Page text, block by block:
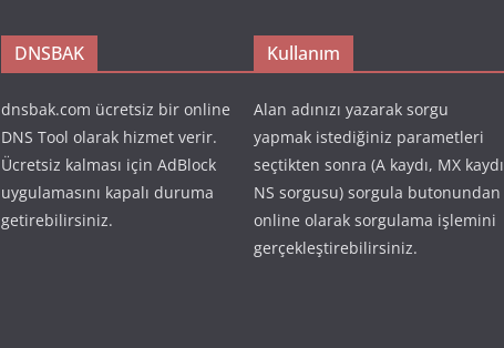
DNSBAK
dnsbak.com ücretsiz bir online
DNS Tool olarak hizmet verir.
Ücretsiz kalması için AdBlock
uygulamasını kapalı duruma
getirebilirsiniz.
Kullanım
Alan adınızı yazarak sorgu
yapmak istediğiniz parametleri
seçtikten sonra (A kaydı, MX kaydı
NS sorgusu) sorgula butonundan
online olarak sorgulama işlemini
gerçekleştirebilirsiniz.